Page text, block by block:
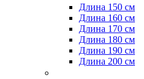
Длина 150 см
Длина 160 см
Длина 170 см
Длина 180 см
Длина 190 см
Длина 200 см